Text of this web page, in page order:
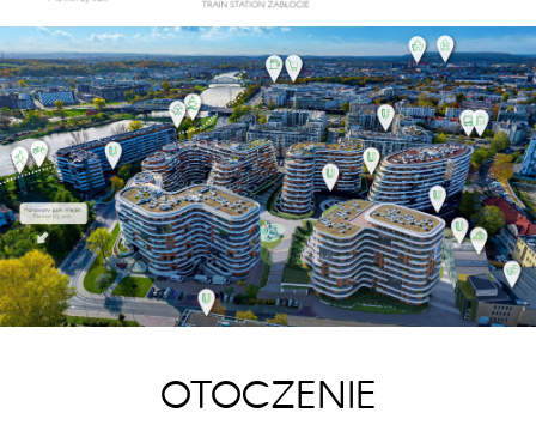
OTOCZENIE